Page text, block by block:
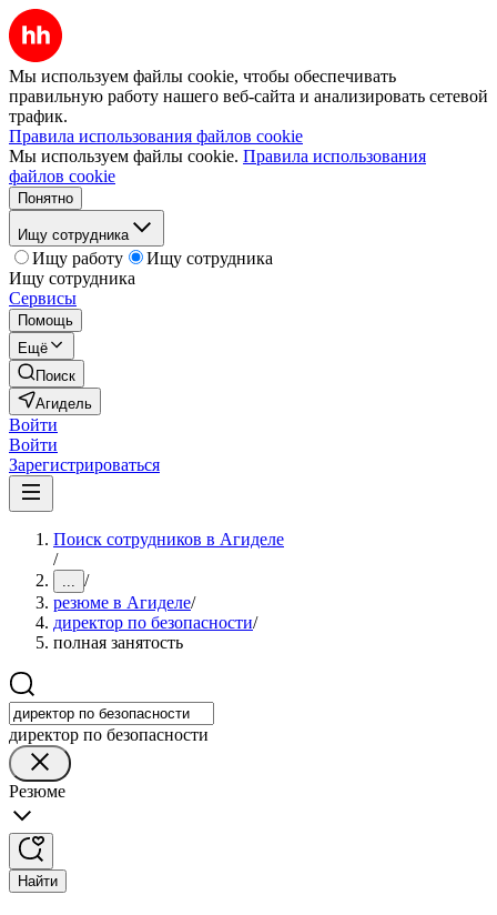
Мы используем файлы cookie, чтобы обеспечивать
правильную работу нашего веб-сайта и анализировать сетевой
трафик.
Правила использования файлов cookie
Мы используем файлы cookie. Правила использования
файлов cookie
Понятно
Ищу сотрудника
Ищу работу
Ищу сотрудника
Ищу сотрудника
Сервисы
Помощь
Ещё
Поиск
Агидель
Войти
Войти
Зарегистрироваться
Поиск сотрудников в Агиделе
/
... /
резюме в Агиделе/
директор по безопасности/
полная занятость
директор по безопасности
Резюме
Найти